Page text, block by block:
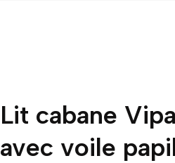
Lit cabane
avec voile